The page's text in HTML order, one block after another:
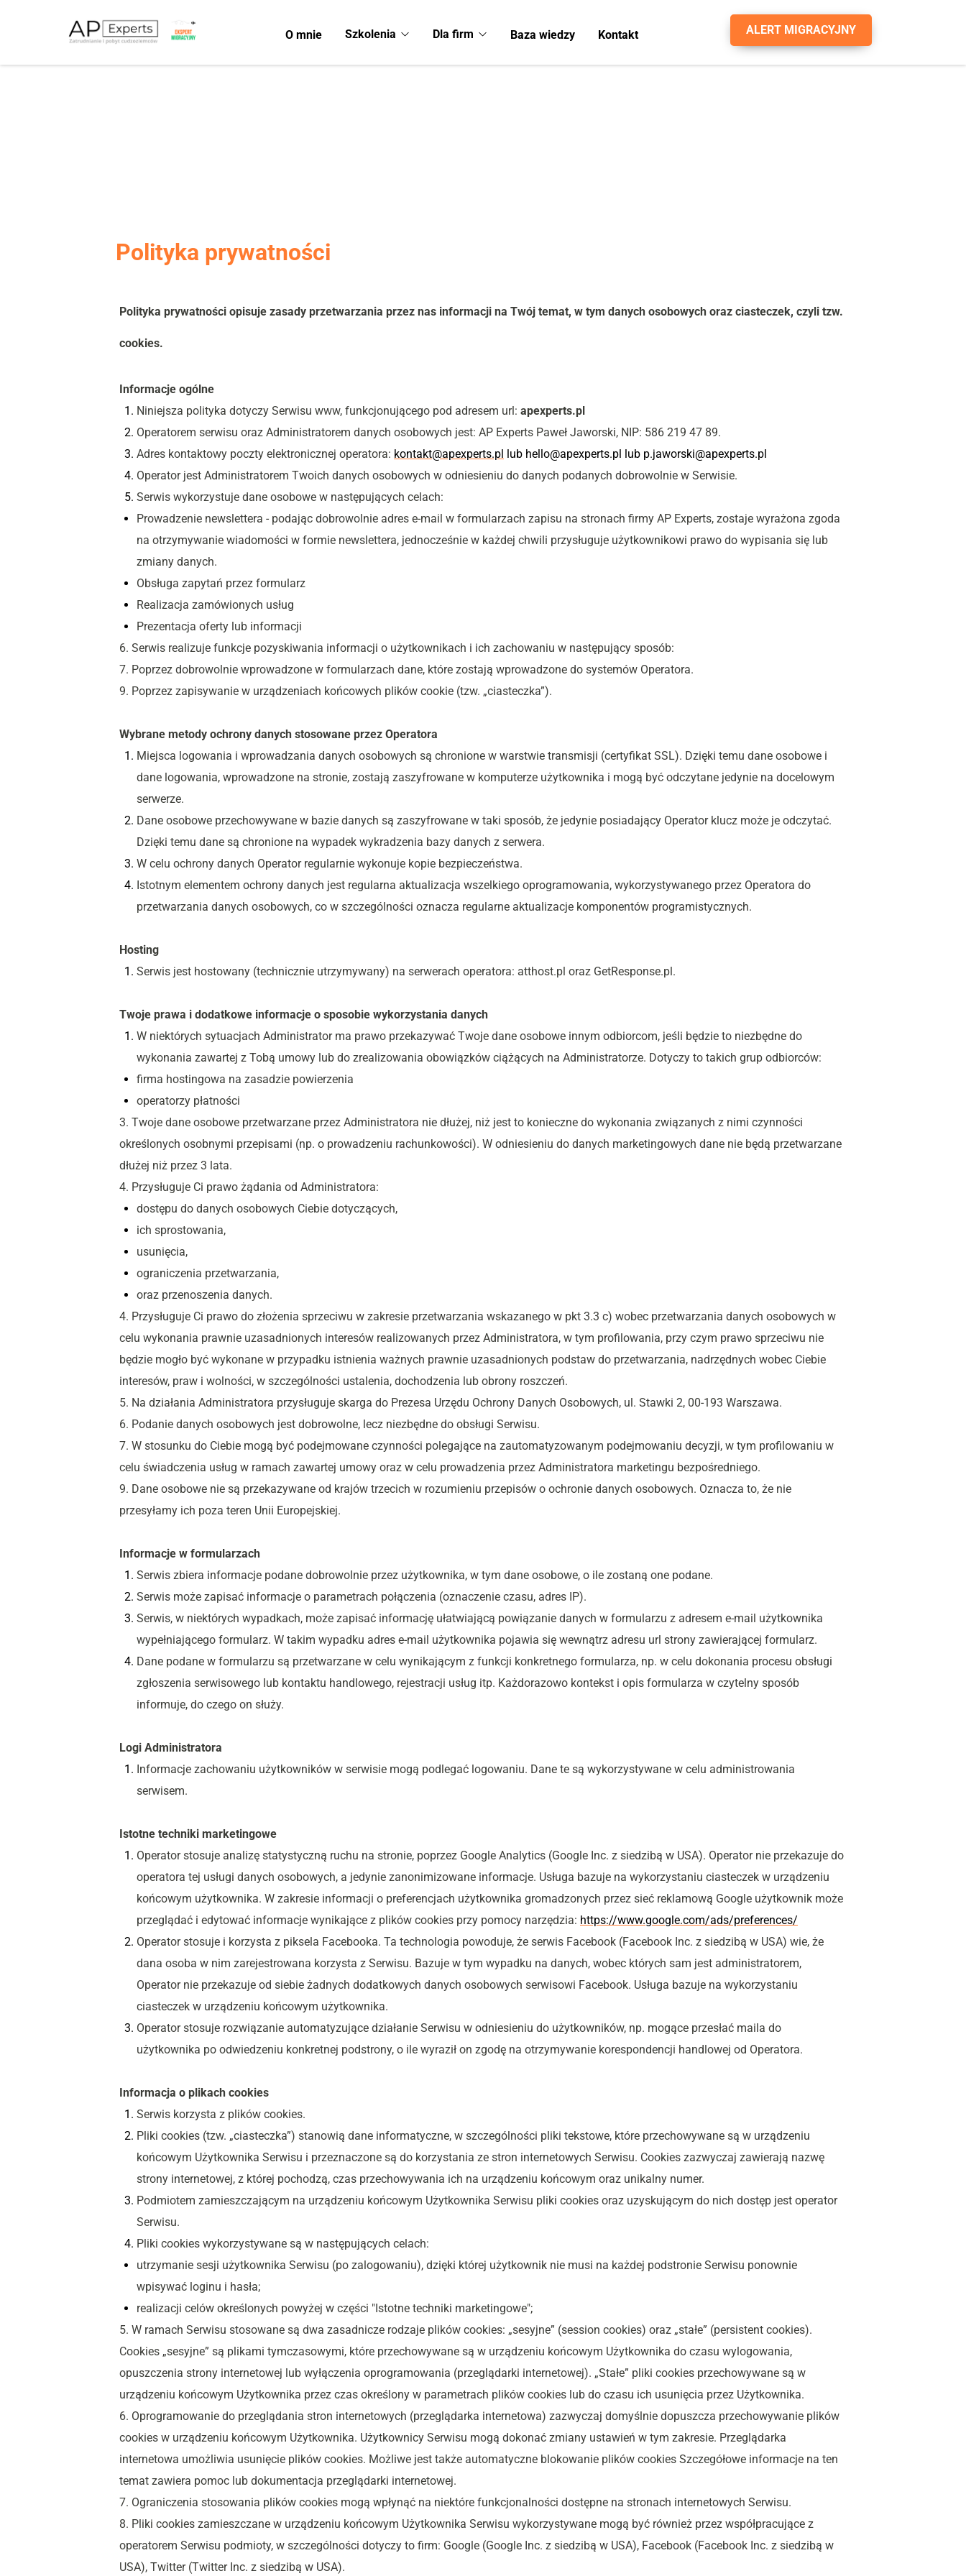
O mnie Szkolenia Dla firm Baza wiedzy Kontakt ALERT MIGRACYJNY
Polityka prywatności
Polityka prywatności opisuje zasady przetwarzania przez nas informacji na Twój temat, w tym danych osobowych oraz ciasteczek, czyli tzw.
cookies.
Informacje ogólne
Niniejsza polityka dotyczy Serwisu www, funkcjonującego pod adresem url: apexperts.pl
Operatorem serwisu oraz Administratorem danych osobowych jest: AP Experts Paweł Jaworski, NIP: 586 219 47 89.
Adres kontaktowy poczty elektronicznej operatora: kontakt@apexperts.pl lub hello@apexperts.pl lub p.jaworski@apexperts.pl
Operator jest Administratorem Twoich danych osobowych w odniesieniu do danych podanych dobrowolnie w Serwisie.
Serwis wykorzystuje dane osobowe w następujących celach:
Prowadzenie newslettera - podając dobrowolnie adres e-mail w formularzach zapisu na stronach firmy AP Experts, zostaje wyrażona zgoda
na otrzymywanie wiadomości w formie newslettera, jednocześnie w każdej chwili przysługuje użytkownikowi prawo do wypisania się lub
zmiany danych.
Obsługa zapytań przez formularz
Realizacja zamówionych usług
Prezentacja oferty lub informacji
6. Serwis realizuje funkcje pozyskiwania informacji o użytkownikach i ich zachowaniu w następujący sposób:
7. Poprzez dobrowolnie wprowadzone w formularzach dane, które zostają wprowadzone do systemów Operatora.
9. Poprzez zapisywanie w urządzeniach końcowych plików cookie (tzw. „ciasteczka”).
Wybrane metody ochrony danych stosowane przez Operatora
Miejsca logowania i wprowadzania danych osobowych są chronione w warstwie transmisji (certyfikat SSL). Dzięki temu dane osobowe i
dane logowania, wprowadzone na stronie, zostają zaszyfrowane w komputerze użytkownika i mogą być odczytane jedynie na docelowym
serwerze.
Dane osobowe przechowywane w bazie danych są zaszyfrowane w taki sposób, że jedynie posiadający Operator klucz może je odczytać.
Dzięki temu dane są chronione na wypadek wykradzenia bazy danych z serwera.
W celu ochrony danych Operator regularnie wykonuje kopie bezpieczeństwa.
Istotnym elementem ochrony danych jest regularna aktualizacja wszelkiego oprogramowania, wykorzystywanego przez Operatora do
przetwarzania danych osobowych, co w szczególności oznacza regularne aktualizacje komponentów programistycznych.
Hosting
Serwis jest hostowany (technicznie utrzymywany) na serwerach operatora: atthost.pl oraz GetResponse.pl.
Twoje prawa i dodatkowe informacje o sposobie wykorzystania danych
W niektórych sytuacjach Administrator ma prawo przekazywać Twoje dane osobowe innym odbiorcom, jeśli będzie to niezbędne do
wykonania zawartej z Tobą umowy lub do zrealizowania obowiązków ciążących na Administratorze. Dotyczy to takich grup odbiorców:
firma hostingowa na zasadzie powierzenia
operatorzy płatności
3. Twoje dane osobowe przetwarzane przez Administratora nie dłużej, niż jest to konieczne do wykonania związanych z nimi czynności
określonych osobnymi przepisami (np. o prowadzeniu rachunkowości). W odniesieniu do danych marketingowych dane nie będą przetwarzane
dłużej niż przez 3 lata.
4. Przysługuje Ci prawo żądania od Administratora:
dostępu do danych osobowych Ciebie dotyczących,
ich sprostowania,
usunięcia,
ograniczenia przetwarzania,
oraz przenoszenia danych.
4. Przysługuje Ci prawo do złożenia sprzeciwu w zakresie przetwarzania wskazanego w pkt 3.3 c) wobec przetwarzania danych osobowych w
celu wykonania prawnie uzasadnionych interesów realizowanych przez Administratora, w tym profilowania, przy czym prawo sprzeciwu nie
będzie mogło być wykonane w przypadku istnienia ważnych prawnie uzasadnionych podstaw do przetwarzania, nadrzędnych wobec Ciebie
interesów, praw i wolności, w szczególności ustalenia, dochodzenia lub obrony roszczeń.
5. Na działania Administratora przysługuje skarga do Prezesa Urzędu Ochrony Danych Osobowych, ul. Stawki 2, 00-193 Warszawa.
6. Podanie danych osobowych jest dobrowolne, lecz niezbędne do obsługi Serwisu.
7. W stosunku do Ciebie mogą być podejmowane czynności polegające na zautomatyzowanym podejmowaniu decyzji, w tym profilowaniu w
celu świadczenia usług w ramach zawartej umowy oraz w celu prowadzenia przez Administratora marketingu bezpośredniego.
9. Dane osobowe nie są przekazywane od krajów trzecich w rozumieniu przepisów o ochronie danych osobowych. Oznacza to, że nie
przesyłamy ich poza teren Unii Europejskiej.
Informacje w formularzach
Serwis zbiera informacje podane dobrowolnie przez użytkownika, w tym dane osobowe, o ile zostaną one podane.
Serwis może zapisać informacje o parametrach połączenia (oznaczenie czasu, adres IP).
Serwis, w niektórych wypadkach, może zapisać informację ułatwiającą powiązanie danych w formularzu z adresem e-mail użytkownika
wypełniającego formularz. W takim wypadku adres e-mail użytkownika pojawia się wewnątrz adresu url strony zawierającej formularz.
Dane podane w formularzu są przetwarzane w celu wynikającym z funkcji konkretnego formularza, np. w celu dokonania procesu obsługi
zgłoszenia serwisowego lub kontaktu handlowego, rejestracji usług itp. Każdorazowo kontekst i opis formularza w czytelny sposób
informuje, do czego on służy.
Logi Administratora
Informacje zachowaniu użytkowników w serwisie mogą podlegać logowaniu. Dane te są wykorzystywane w celu administrowania
serwisem.
Istotne techniki marketingowe
Operator stosuje analizę statystyczną ruchu na stronie, poprzez Google Analytics (Google Inc. z siedzibą w USA). Operator nie przekazuje do
operatora tej usługi danych osobowych, a jedynie zanonimizowane informacje. Usługa bazuje na wykorzystaniu ciasteczek w urządzeniu
końcowym użytkownika. W zakresie informacji o preferencjach użytkownika gromadzonych przez sieć reklamową Google użytkownik może
przeglądać i edytować informacje wynikające z plików cookies przy pomocy narzędzia: https://www.google.com/ads/preferences/
Operator stosuje i korzysta z piksela Facebooka. Ta technologia powoduje, że serwis Facebook (Facebook Inc. z siedzibą w USA) wie, że
dana osoba w nim zarejestrowana korzysta z Serwisu. Bazuje w tym wypadku na danych, wobec których sam jest administratorem,
Operator nie przekazuje od siebie żadnych dodatkowych danych osobowych serwisowi Facebook. Usługa bazuje na wykorzystaniu
ciasteczek w urządzeniu końcowym użytkownika.
Operator stosuje rozwiązanie automatyzujące działanie Serwisu w odniesieniu do użytkowników, np. mogące przesłać maila do
użytkownika po odwiedzeniu konkretnej podstrony, o ile wyraził on zgodę na otrzymywanie korespondencji handlowej od Operatora.
Informacja o plikach cookies
Serwis korzysta z plików cookies.
Pliki cookies (tzw. „ciasteczka”) stanowią dane informatyczne, w szczególności pliki tekstowe, które przechowywane są w urządzeniu
końcowym Użytkownika Serwisu i przeznaczone są do korzystania ze stron internetowych Serwisu. Cookies zazwyczaj zawierają nazwę
strony internetowej, z której pochodzą, czas przechowywania ich na urządzeniu końcowym oraz unikalny numer.
Podmiotem zamieszczającym na urządzeniu końcowym Użytkownika Serwisu pliki cookies oraz uzyskującym do nich dostęp jest operator
Serwisu.
Pliki cookies wykorzystywane są w następujących celach:
utrzymanie sesji użytkownika Serwisu (po zalogowaniu), dzięki której użytkownik nie musi na każdej podstronie Serwisu ponownie
wpisywać loginu i hasła;
realizacji celów określonych powyżej w części "Istotne techniki marketingowe";
5. W ramach Serwisu stosowane są dwa zasadnicze rodzaje plików cookies: „sesyjne” (session cookies) oraz „stałe” (persistent cookies).
Cookies „sesyjne” są plikami tymczasowymi, które przechowywane są w urządzeniu końcowym Użytkownika do czasu wylogowania,
opuszczenia strony internetowej lub wyłączenia oprogramowania (przeglądarki internetowej). „Stałe” pliki cookies przechowywane są w
urządzeniu końcowym Użytkownika przez czas określony w parametrach plików cookies lub do czasu ich usunięcia przez Użytkownika.
6. Oprogramowanie do przeglądania stron internetowych (przeglądarka internetowa) zazwyczaj domyślnie dopuszcza przechowywanie plików
cookies w urządzeniu końcowym Użytkownika. Użytkownicy Serwisu mogą dokonać zmiany ustawień w tym zakresie. Przeglądarka
internetowa umożliwia usunięcie plików cookies. Możliwe jest także automatyczne blokowanie plików cookies Szczegółowe informacje na ten
temat zawiera pomoc lub dokumentacja przeglądarki internetowej.
7. Ograniczenia stosowania plików cookies mogą wpłynąć na niektóre funkcjonalności dostępne na stronach internetowych Serwisu.
8. Pliki cookies zamieszczane w urządzeniu końcowym Użytkownika Serwisu wykorzystywane mogą być również przez współpracujące z
operatorem Serwisu podmioty, w szczególności dotyczy to firm: Google (Google Inc. z siedzibą w USA), Facebook (Facebook Inc. z siedzibą w
USA), Twitter (Twitter Inc. z siedzibą w USA).